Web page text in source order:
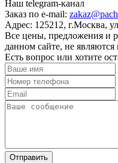
Наш telegram-канал
Заказ по e-mail:
Адрес: 125212, г.Москва,
Все цены, предложения и
данном сайте, не
Есть вопрос или хотите